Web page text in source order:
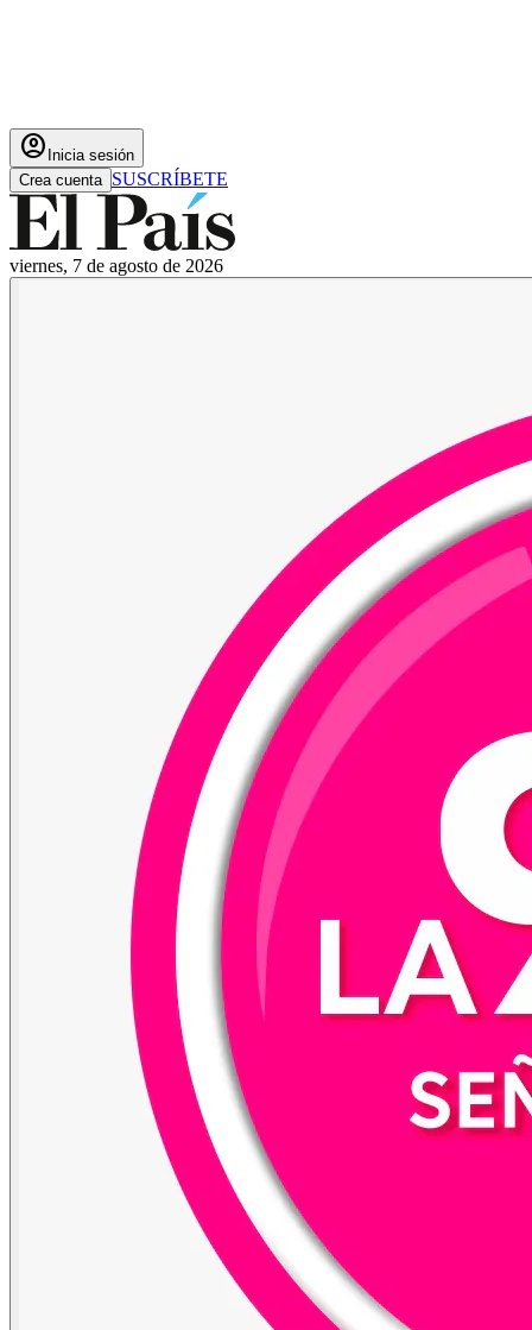
account_circle Inicia sesión
Crea cuenta SUSCRÍBETE
viernes, 7 de agosto de 2026